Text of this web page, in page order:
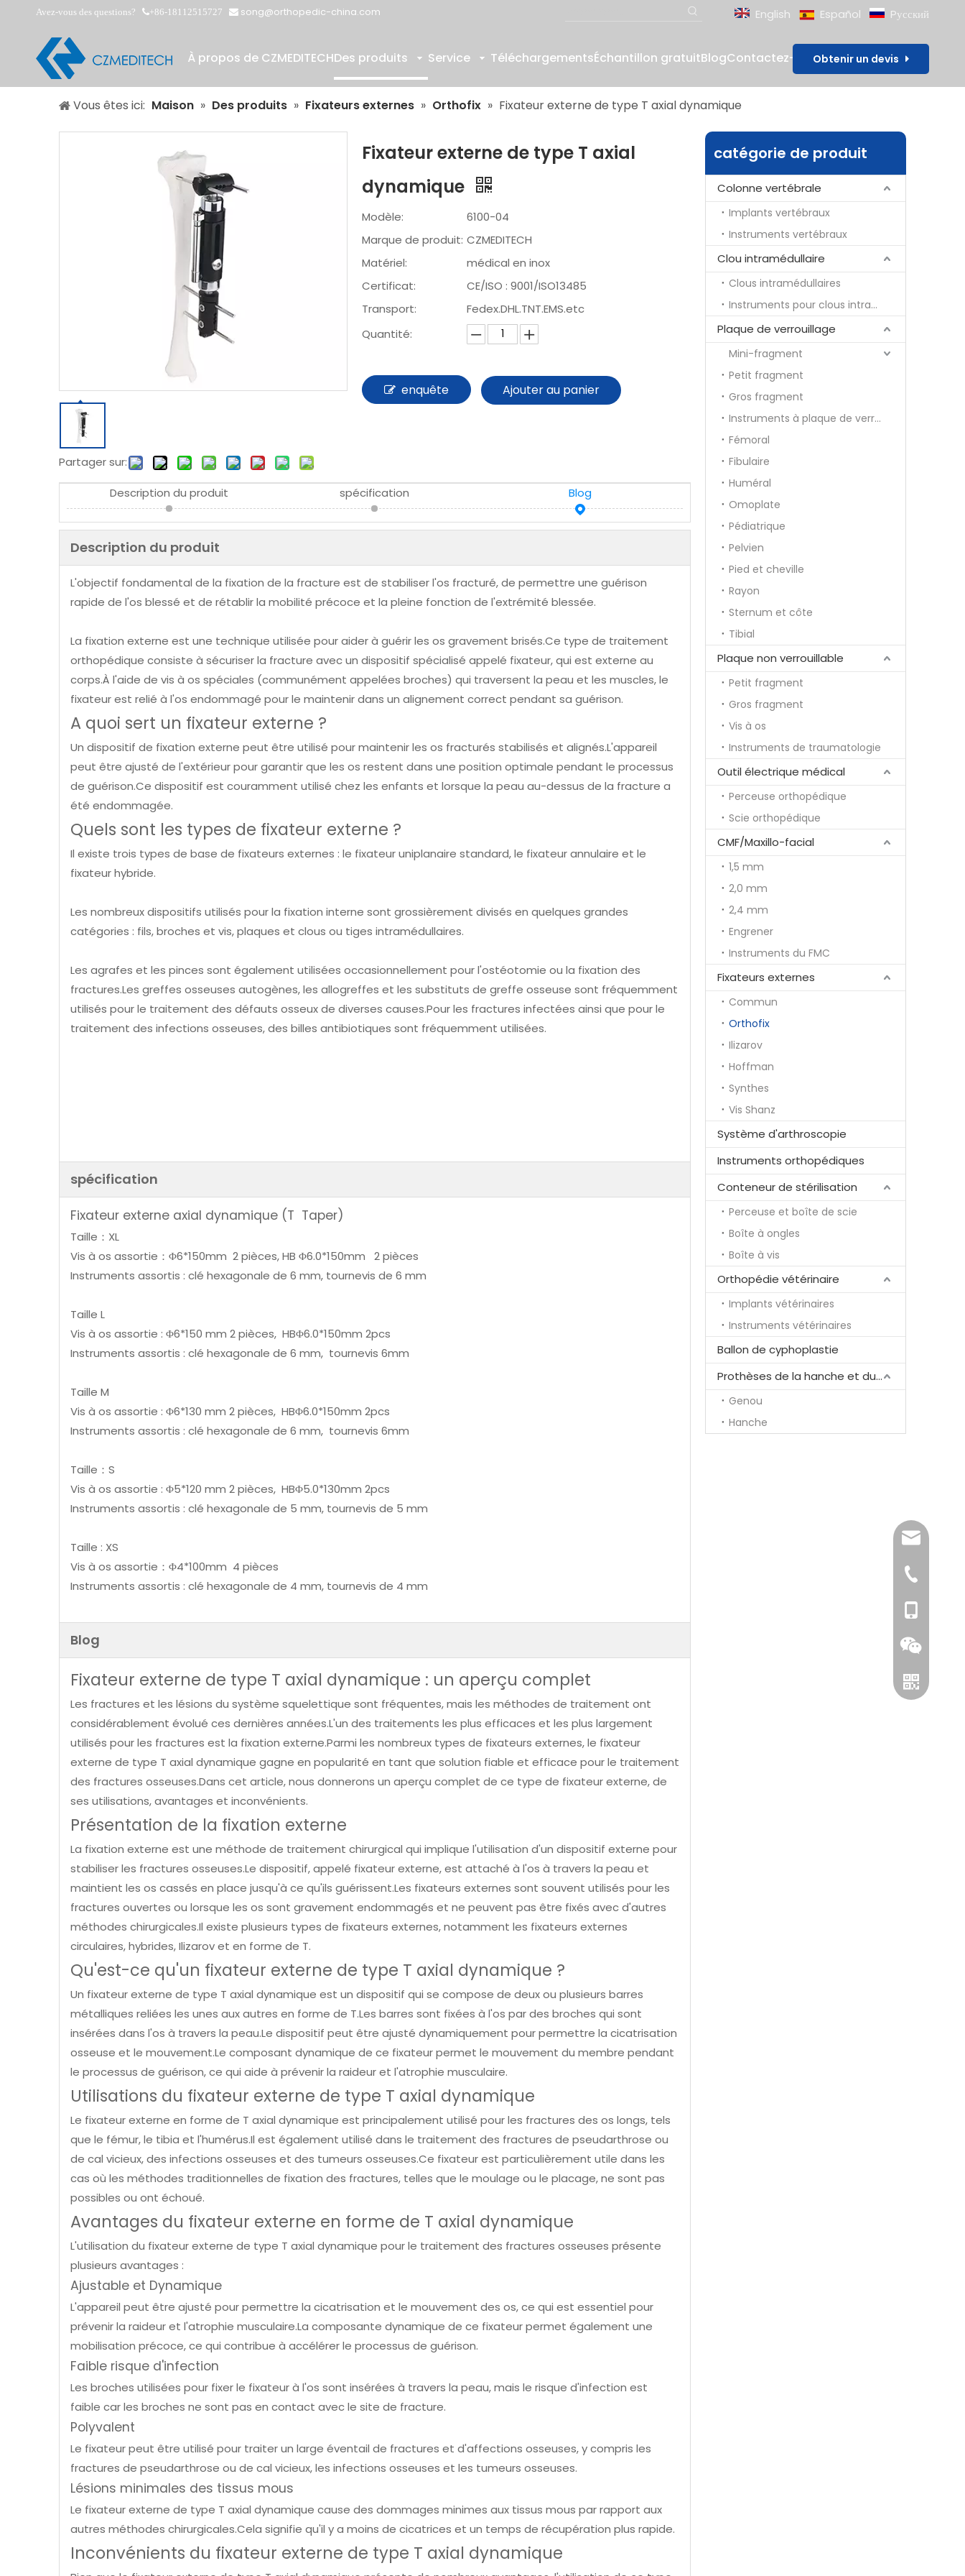
Avez-vous des questions? +86-18112515727  song@orthopedic-china.com English Español Pусский
À propos de CZMEDITECHDes produits Service TéléchargementsÉchantillon gratuitBlogContactez-nousObtenir un devis
Vous êtes ici: Maison » Des produits » Fixateurs externes » Orthofix » Fixateur externe de type T axial dynamique
Partager sur:
Fixateur externe de type T axial
dynamique
Modèle:
6100-04
Marque de produit: CZMEDITECH
Matériel:
médical en inox
Certificat:
CE/ISO : 9001/ISO13485
Transport:
Fedex.DHL.TNT.EMS.etc
Quantité:
enquête Ajouter au panier
Description du produit spécification Blog
Description du produit
L'objectif fondamental de la fixation de la fracture est de stabiliser l'os fracturé, de permettre une guérison
rapide de l'os blessé et de rétablir la mobilité précoce et la pleine fonction de l'extrémité blessée.
La fixation externe est une technique utilisée pour aider à guérir les os gravement brisés.Ce type de traitement
orthopédique consiste à sécuriser la fracture avec un dispositif spécialisé appelé fixateur, qui est externe au
corps.À l'aide de vis à os spéciales (communément appelées broches) qui traversent la peau et les muscles, le
fixateur est relié à l'os endommagé pour le maintenir dans un alignement correct pendant sa guérison.
A quoi sert un fixateur externe ?
Un dispositif de fixation externe peut être utilisé pour maintenir les os fracturés stabilisés et alignés.L'appareil
peut être ajusté de l'extérieur pour garantir que les os restent dans une position optimale pendant le processus
de guérison.Ce dispositif est couramment utilisé chez les enfants et lorsque la peau au-dessus de la fracture a
été endommagée.
Quels sont les types de fixateur externe ?
Il existe trois types de base de fixateurs externes : le fixateur uniplanaire standard, le fixateur annulaire et le
fixateur hybride.
Les nombreux dispositifs utilisés pour la fixation interne sont grossièrement divisés en quelques grandes
catégories : fils, broches et vis, plaques et clous ou tiges intramédullaires.
Les agrafes et les pinces sont également utilisées occasionnellement pour l'ostéotomie ou la fixation des
fractures.Les greffes osseuses autogènes, les allogreffes et les substituts de greffe osseuse sont fréquemment
utilisés pour le traitement des défauts osseux de diverses causes.Pour les fractures infectées ainsi que pour le
traitement des infections osseuses, des billes antibiotiques sont fréquemment utilisées.
spécification
Fixateur externe axial dynamique (T Taper)
Taille：XL
Vis à os assortie：Φ6*150mm 2 pièces, HB Φ6.0*150mm 2 pièces
Instruments assortis : clé hexagonale de 6 mm, tournevis de 6 mm
Taille L
Vis à os assortie : Φ6*150 mm 2 pièces, HBΦ6.0*150mm 2pcs
Instruments assortis : clé hexagonale de 6 mm, tournevis 6mm
Taille M
Vis à os assortie : Φ6*130 mm 2 pièces, HBΦ6.0*150mm 2pcs
Instruments assortis : clé hexagonale de 6 mm, tournevis 6mm
Taille：S
Vis à os assortie : Φ5*120 mm 2 pièces, HBΦ5.0*130mm 2pcs
Instruments assortis : clé hexagonale de 5 mm, tournevis de 5 mm
Taille : XS
Vis à os assortie：Φ4*100mm 4 pièces
Instruments assortis : clé hexagonale de 4 mm, tournevis de 4 mm
Blog
Fixateur externe de type T axial dynamique : un aperçu complet
Les fractures et les lésions du système squelettique sont fréquentes, mais les méthodes de traitement ont
considérablement évolué ces dernières années.L'un des traitements les plus efficaces et les plus largement
utilisés pour les fractures est la fixation externe.Parmi les nombreux types de fixateurs externes, le fixateur
externe de type T axial dynamique gagne en popularité en tant que solution fiable et efficace pour le traitement
des fractures osseuses.Dans cet article, nous donnerons un aperçu complet de ce type de fixateur externe, de
ses utilisations, avantages et inconvénients.
Présentation de la fixation externe
La fixation externe est une méthode de traitement chirurgical qui implique l'utilisation d'un dispositif externe pour
stabiliser les fractures osseuses.Le dispositif, appelé fixateur externe, est attaché à l'os à travers la peau et
maintient les os cassés en place jusqu'à ce qu'ils guérissent.Les fixateurs externes sont souvent utilisés pour les
fractures ouvertes ou lorsque les os sont gravement endommagés et ne peuvent pas être fixés avec d'autres
méthodes chirurgicales.Il existe plusieurs types de fixateurs externes, notamment les fixateurs externes
circulaires, hybrides, Ilizarov et en forme de T.
Qu'est-ce qu'un fixateur externe de type T axial dynamique ?
Un fixateur externe de type T axial dynamique est un dispositif qui se compose de deux ou plusieurs barres
métalliques reliées les unes aux autres en forme de T.Les barres sont fixées à l'os par des broches qui sont
insérées dans l'os à travers la peau.Le dispositif peut être ajusté dynamiquement pour permettre la cicatrisation
osseuse et le mouvement.Le composant dynamique de ce fixateur permet le mouvement du membre pendant
le processus de guérison, ce qui aide à prévenir la raideur et l'atrophie musculaire.
Utilisations du fixateur externe de type T axial dynamique
Le fixateur externe en forme de T axial dynamique est principalement utilisé pour les fractures des os longs, tels
que le fémur, le tibia et l'humérus.Il est également utilisé dans le traitement des fractures de pseudarthrose ou
de cal vicieux, des infections osseuses et des tumeurs osseuses.Ce fixateur est particulièrement utile dans les
cas où les méthodes traditionnelles de fixation des fractures, telles que le moulage ou le placage, ne sont pas
possibles ou ont échoué.
Avantages du fixateur externe en forme de T axial dynamique
L'utilisation du fixateur externe de type T axial dynamique pour le traitement des fractures osseuses présente
plusieurs avantages :
Ajustable et Dynamique
L'appareil peut être ajusté pour permettre la cicatrisation et le mouvement des os, ce qui est essentiel pour
prévenir la raideur et l'atrophie musculaire.La composante dynamique de ce fixateur permet également une
mobilisation précoce, ce qui contribue à accélérer le processus de guérison.
Faible risque d'infection
Les broches utilisées pour fixer le fixateur à l'os sont insérées à travers la peau, mais le risque d'infection est
faible car les broches ne sont pas en contact avec le site de fracture.
Polyvalent
Le fixateur peut être utilisé pour traiter un large éventail de fractures et d'affections osseuses, y compris les
fractures de pseudarthrose ou de cal vicieux, les infections osseuses et les tumeurs osseuses.
Lésions minimales des tissus mous
Le fixateur externe de type T axial dynamique cause des dommages minimes aux tissus mous par rapport aux
autres méthodes chirurgicales.Cela signifie qu'il y a moins de cicatrices et un temps de récupération plus rapide.
Inconvénients du fixateur externe de type T axial dynamique
catégorie de produit
Colonne vertébrale
Implants vertébraux
Instruments vertébraux
Clou intramédullaire
Clous intramédullaires
Instruments pour clous intramédullaires
Plaque de verrouillage
Mini-fragment
Petit fragment
Gros fragment
Instruments à plaque de verrouillage
Fémoral
Fibulaire
Huméral
Omoplate
Pédiatrique
Pelvien
Pied et cheville
Rayon
Sternum et côte
Tibial
Plaque non verrouillable
Petit fragment
Gros fragment
Vis à os
Instruments de traumatologie
Outil électrique médical
Perceuse orthopédique
Scie orthopédique
CMF/Maxillo-facial
1,5 mm
2,0 mm
2,4 mm
Engrener
Instruments du FMC
Fixateurs externes
Commun
Orthofix
Ilizarov
Hoffman
Synthes
Vis Shanz
Système d'arthroscopie
Instruments orthopédiques
Conteneur de stérilisation
Perceuse et boîte de scie
Boîte à ongles
Boîte à vis
Orthopédie vétérinaire
Implants vétérinaires
Instruments vétérinaires
Ballon de cyphoplastie
Prothèses de la hanche et du genou
Genou
Hanche
+86-519-